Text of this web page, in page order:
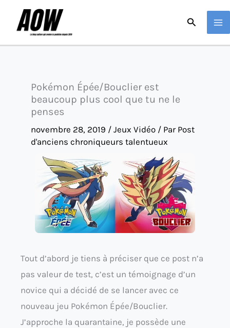
Pokémon Épée/Bouclier est
beaucoup plus cool que tu ne le
penses
novembre 28, 2019 / Jeux Vidéo / Par Post
d'anciens chroniqueurs talentueux
Tout d’abord je tiens à préciser que ce post n’a
pas valeur de test, c’est un témoignage d’un
novice qui a décidé de se lancer avec ce
nouveau jeu Pokémon Épée/Bouclier.
J’approche la quarantaine, je possède une